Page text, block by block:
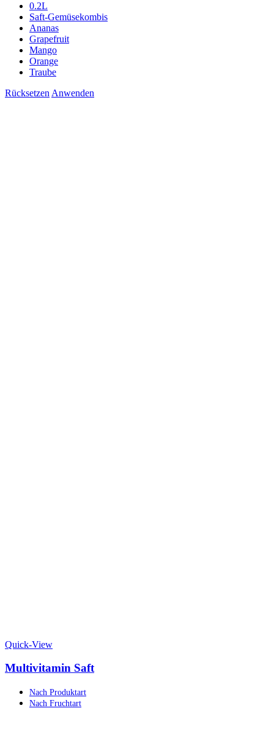
0.2L
Saft-Gemüsekombis
Ananas
Grapefruit
Mango
Orange
Traube
Rücksetzen Anwenden
Quick-View
Multivitamin Saft
Nach Produktart
Nach Fruchtart